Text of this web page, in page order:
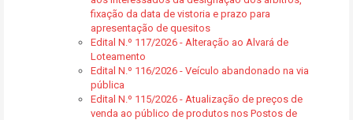
fixação da data de vistoria e prazo para
apresentação de quesitos
Edital N.º 117/2026 - Alteração ao Alvará de
Loteamento
Edital N.º 116/2026 - Veículo abandonado na via
pública
Edital N.º 115/2026 - Atualização de preços de
venda ao público de produtos nos Postos de